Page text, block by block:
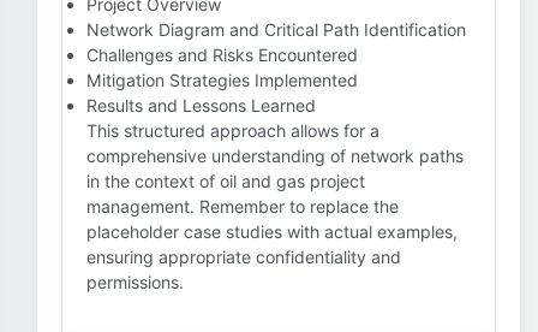
Project Overview
Network Diagram and Critical Path Identification
Challenges and Risks Encountered
Mitigation Strategies Implemented
Results and Lessons Learned
This structured approach allows for a
comprehensive understanding of network paths
in the context of oil and gas project
management. Remember to replace the
placeholder case studies with actual examples,
ensuring appropriate confidentiality and
permissions.